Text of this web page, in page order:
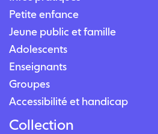
Petite enfance
Jeune public et famille
Adolescents
Enseignants
Groupes
Accessibilité et handicap
Collection